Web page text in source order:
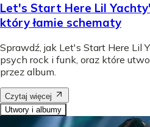
Let's Start Here Lil
który łamie schematy
Sprawdź, jak Let's Start Here Lil
psych rock i funk, oraz które
przez album.
Czytaj więcej
Utwory i albumy